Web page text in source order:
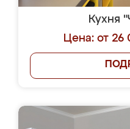
Кухня
Цена: от 26